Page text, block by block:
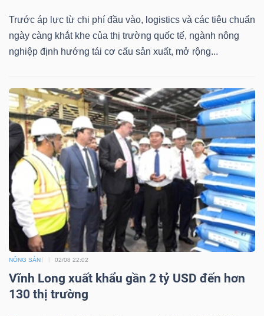
Trước áp lực từ chi phí đầu vào, logistics và các tiêu chuẩn
ngày càng khắt khe của thị trường quốc tế, ngành nông
nghiệp định hướng tái cơ cấu sản xuất, mở rộng...
NÔNG SẢN 02/08 22:02
Vĩnh Long xuất khẩu gần 2 tỷ USD đến hơn
130 thị trường